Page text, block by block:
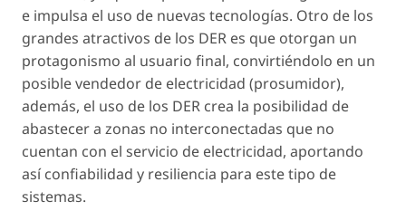
e impulsa el uso de nuevas tecnologías. Otro de los
grandes atractivos de los DER es que otorgan un
protagonismo al usuario final, convirtiéndolo en un
posible vendedor de electricidad (prosumidor),
además, el uso de los DER crea la posibilidad de
abastecer a zonas no interconectadas que no
cuentan con el servicio de electricidad, aportando
así confiabilidad y resiliencia para este tipo de
sistemas.